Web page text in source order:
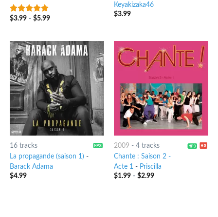
9out of 5
$3.99- $5.99
Keyakizaka46
$3.99
16 tracks
La propagande (saison 1) -
Barack Adama
$4.99
2009 - 4 tracks
Chante : Saison 2 -
Acte 1- Priscilla
$1.99- $2.99